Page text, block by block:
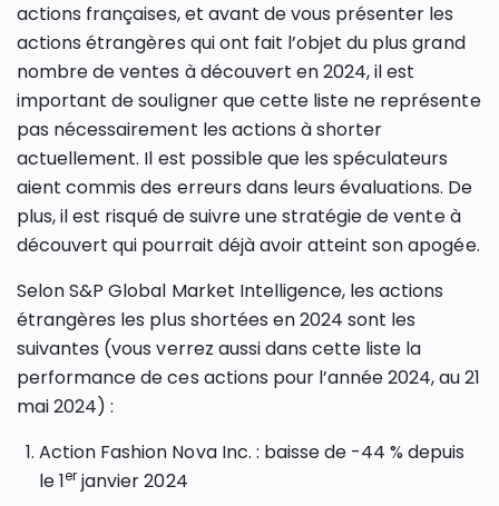
actions françaises, et avant de vous présenter les
actions étrangères qui ont fait l’objet du plus grand
nombre de ventes à découvert en 2024, il est
important de souligner que cette liste ne représente
pas nécessairement les actions à shorter
actuellement. Il est possible que les spéculateurs
aient commis des erreurs dans leurs évaluations. De
plus, il est risqué de suivre une stratégie de vente à
découvert qui pourrait déjà avoir atteint son apogée.
Selon S&P Global Market Intelligence, les actions
étrangères les plus shortées en 2024 sont les
suivantes (vous verrez aussi dans cette liste la
performance de ces actions pour l’année 2024, au 21
mai 2024) :
Action Fashion Nova Inc. : baisse de -44 % depuis
le 1er janvier 2024